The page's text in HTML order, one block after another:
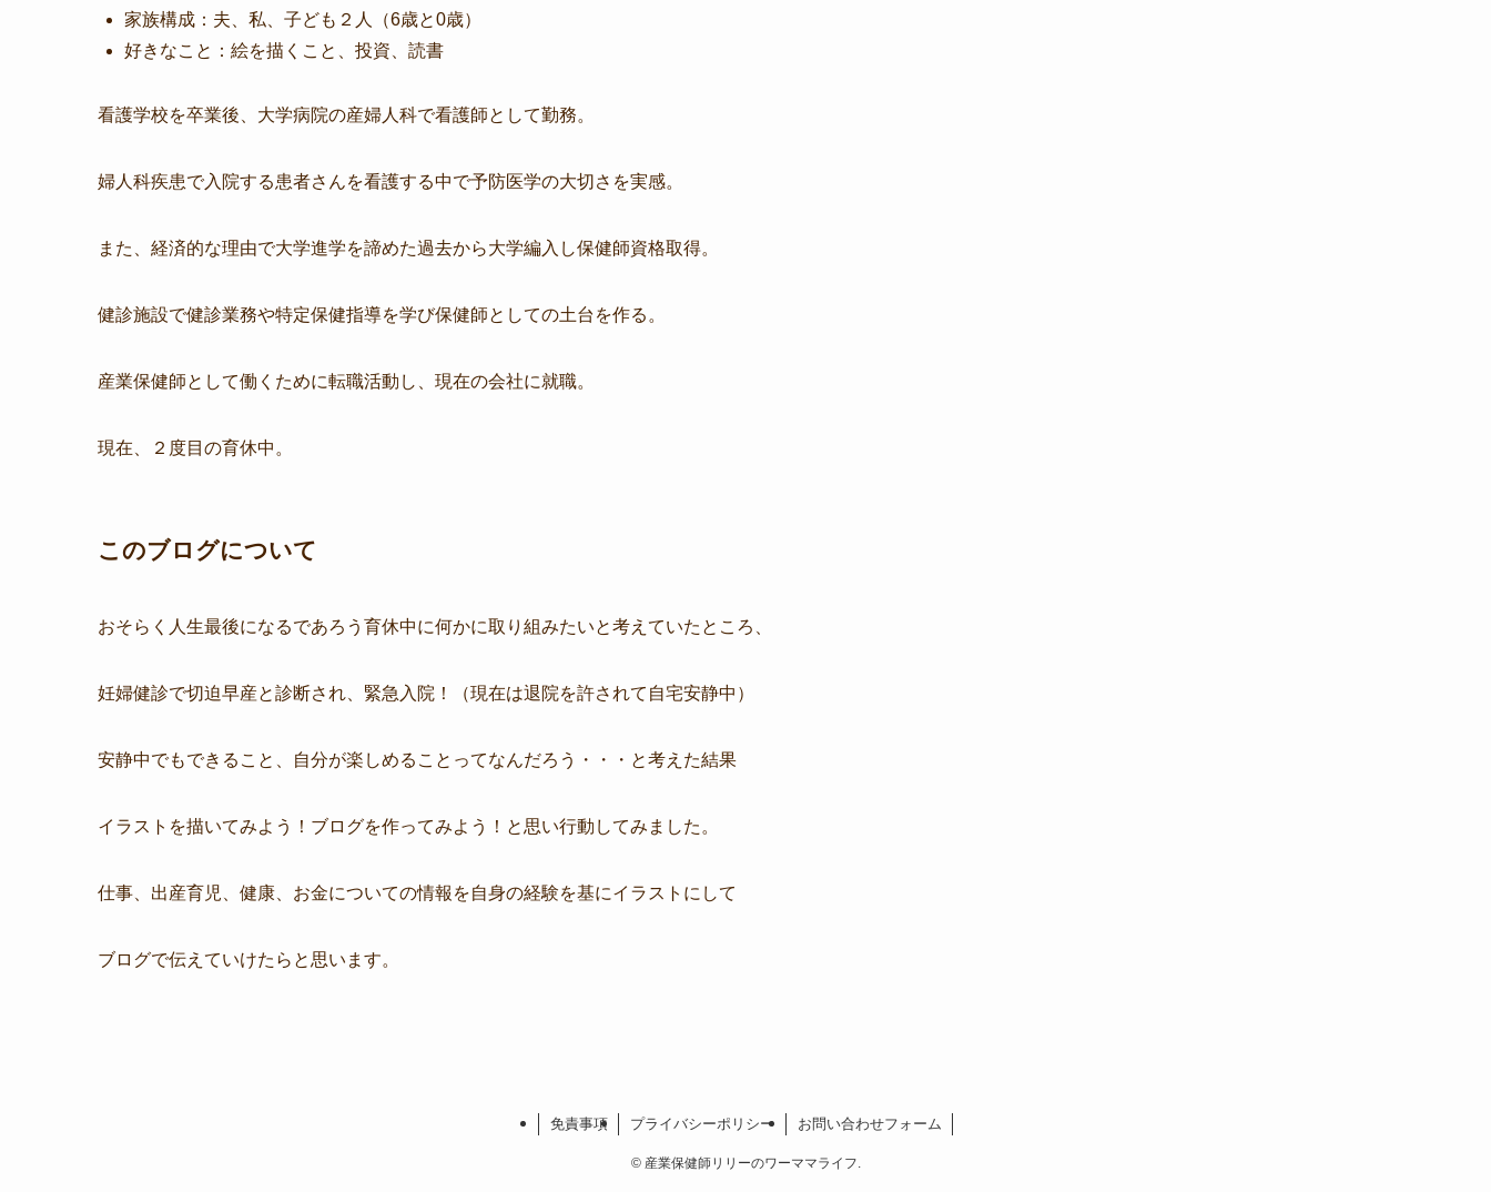
家族構成：夫、私、子ども２人（6歳と0歳）
好きなこと：絵を描くこと、投資、読書
看護学校を卒業後、大学病院の産婦人科で看護師として勤務。
婦人科疾患で入院する患者さんを看護する中で予防医学の大切さを実感。
また、経済的な理由で大学進学を諦めた過去から大学編入し保健師資格取得。
健診施設で健診業務や特定保健指導を学び保健師としての土台を作る。
産業保健師として働くために転職活動し、現在の会社に就職。
現在、２度目の育休中。
このブログについて
おそらく人生最後になるであろう育休中に何かに取り組みたいと考えていたところ、
妊婦健診で切迫早産と診断され、緊急入院！（現在は退院を許されて自宅安静中）
安静中でもできること、自分が楽しめることってなんだろう・・・と考えた結果
イラストを描いてみよう！ブログを作ってみよう！と思い行動してみました。
仕事、出産育児、健康、お金についての情報を自身の経験を基にイラストにして
ブログで伝えていけたらと思います。
免責事項 プライバシーポリシー お問い合わせフォーム
©産業保健師リリーのワーママライフ.